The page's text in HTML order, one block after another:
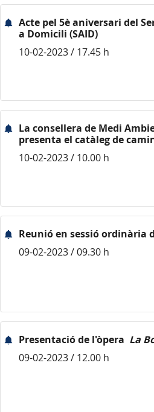
Acte pel 5è aniversari del
a Domicili (SAID)
10-02-2023 / 17.45 h
La consellera de Medi
presenta el catàleg de
10-02-2023 / 10.00 h
Reunió en sessió ordinària
09-02-2023 / 09.30 h
Presentació de l'òpera La
09-02-2023 / 12.00 h